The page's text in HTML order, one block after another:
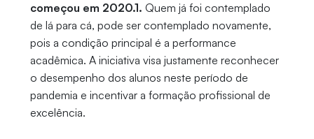
começou em 2020.1. Quem já foi contemplado
de lá para cá, pode ser contemplado novamente,
pois a condição principal é a performance
acadêmica. A iniciativa visa justamente reconhecer
o desempenho dos alunos neste período de
pandemia e incentivar a formação profissional de
excelência.